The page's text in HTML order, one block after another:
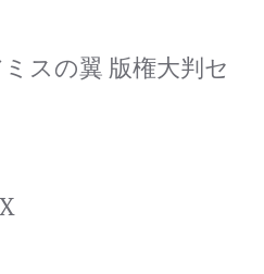
スの翼 版権大判セ